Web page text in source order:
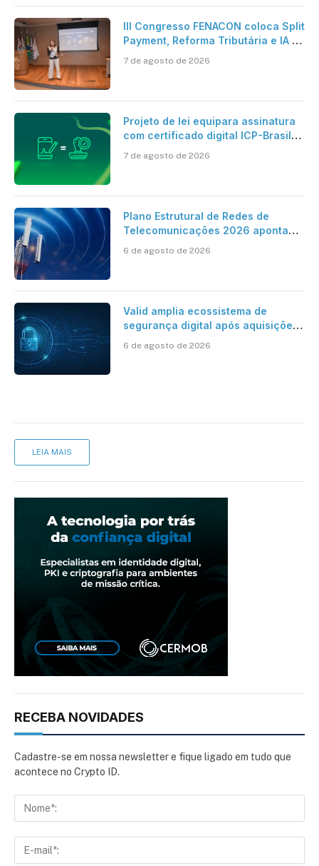
III Congresso FENACON coloca Split
Payment, Reforma Tributária e IA no
7 de agosto de 2026
Projeto de lei equipara assinatura
com certificado digital ICP-Brasil
cartório
7 de agosto de 2026
Plano Estrutural de Redes de
Telecomunicações 2026 aponta
mantém desafio
6 de agosto de 2026
Valid amplia ecossistema de
segurança digital após aquisições
6 de agosto de 2026
LEIA MAIS
RECEBA NOVIDADES
Cadastre-se em nossa newsletter e fique ligado em tudo que
acontece no Crypto ID.